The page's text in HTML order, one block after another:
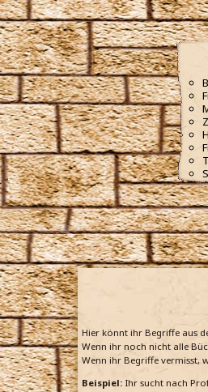
Hier könnt ihr Begriffe aus
Wenn ihr noch nicht alle
Wenn ihr Begriffe vermisst,
Beispiel: Ihr sucht nach